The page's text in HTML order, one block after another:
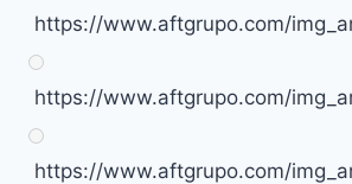
https://www.aftgrupo.com/
https://www.aftgrupo.com/
https://www.aftgrupo.com/